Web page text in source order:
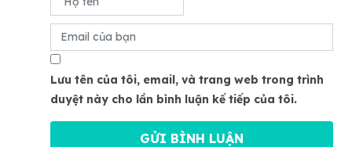
Lưu tên của tôi, email, và trang web trong trình
duyệt này cho lần bình luận kế tiếp của tôi.